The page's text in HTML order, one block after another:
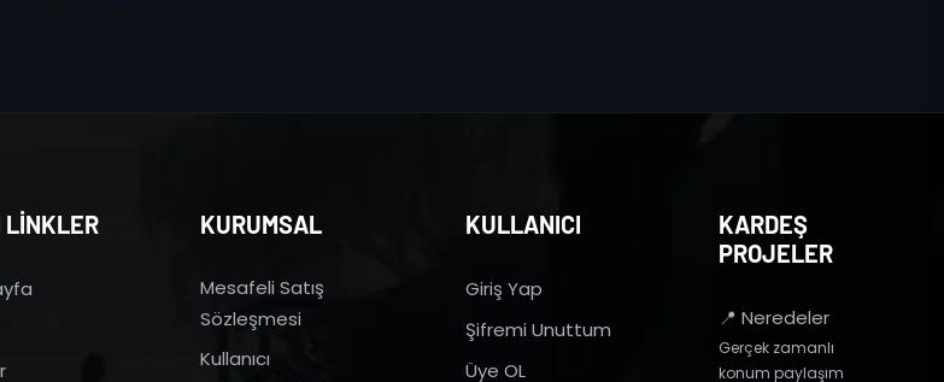
LİNKLER KURUMSAL
Mesafeli Satış
Sözleşmesi
Kullanıcı
KULLANICI
Giriş Yap
Şifremi Unuttum
Üye OL
KARDEŞ
PROJELER
📍 Neredeler
Gerçek zamanlı
konum paylaşım